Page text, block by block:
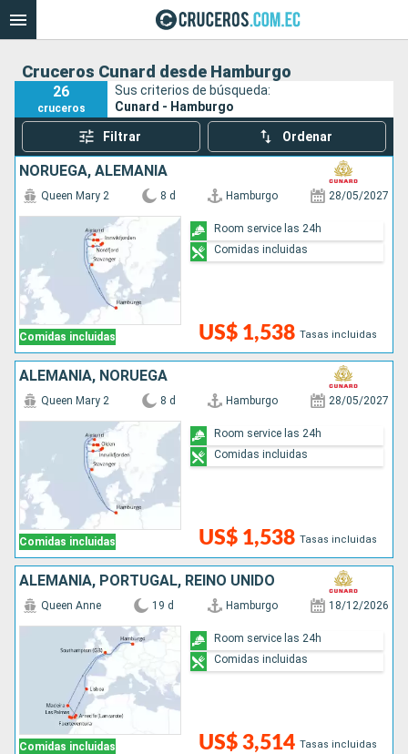
Cruceros Cunard desde Hamburgo
26
cruceros
Sus criterios de búsqueda:
Cunard - Hamburgo
Filtrar Ordenar
NORUEGA, ALEMANIA
Comidas incluidas
Queen Mary 2 8 d Hamburgo 28/05/2027
US$ 1,538 Tasas incluidas
Room service las 24h
Comidas incluidas
ALEMANIA, NORUEGA
Comidas incluidas
Queen Mary 2 8 d Hamburgo 28/05/2027
US$ 1,538 Tasas incluidas
Room service las 24h
Comidas incluidas
ALEMANIA, PORTUGAL, REINO UNIDO
Comidas incluidas
Queen Anne 19 d Hamburgo 18/12/2026
US$ 3,514 Tasas incluidas
Room service las 24h
Comidas incluidas